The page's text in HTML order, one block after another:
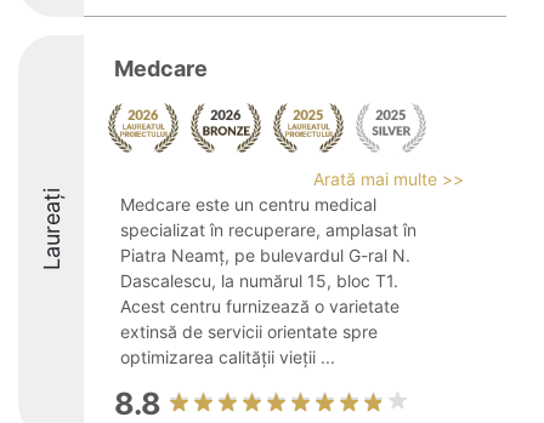
Laureați
Medcare
Arată mai multe >>
Medcare este un centru medical
specializat în recuperare, amplasat în
Piatra Neamț, pe bulevardul G-ral N.
Dascalescu, la numărul 15, bloc T1.
Acest centru furnizează o varietate
extinsă de servicii orientate spre
optimizarea calității vieții ...
8.8